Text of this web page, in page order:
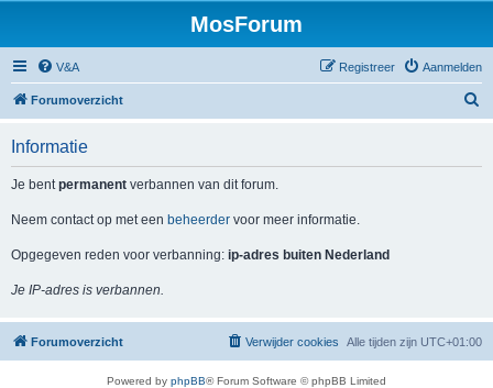
MosForum
V&A Aanmelden
Registreer
Forumoverzicht
Informatie
Je bentpermanent verbannen van dit forum.
Neem contact op met een beheerder voor meer informatie.
Opgegeven reden voor verbanning: ip-adres buiten Nederland
Je IP-adres is verbannen.
Forumoverzicht Alle tijden zijn UTC+01:00
Verwijder cookies
Powered by phpBB® Forum Software © phpBB Limited